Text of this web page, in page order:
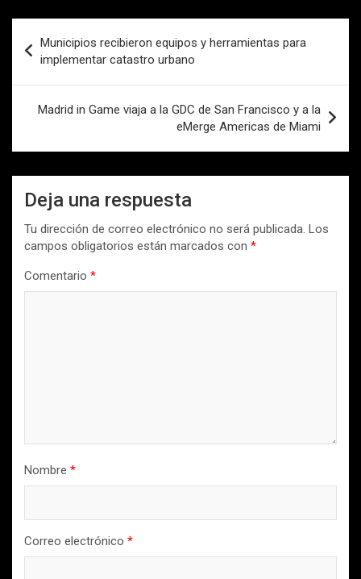
de
entradas
Municipios recibieron equipos y herramientas para
implementar catastro urbano
Madrid in Game viaja a la GDC de San Francisco y a la
eMerge Americas de Miami
Deja una respuesta
Tu dirección de correo electrónico no será publicada. Los
campos obligatorios están marcados con *
Comentario *
Nombre *
Correo electrónico *